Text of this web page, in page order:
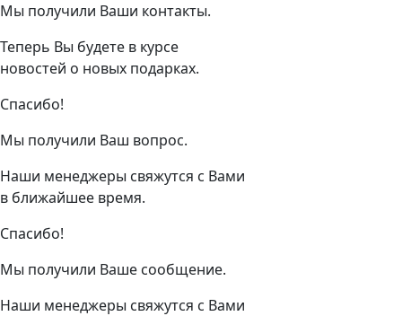
Мы получили Ваши контакты.
Теперь Вы будете в курсе
новостей о новых подарках.
Спасибо!
Мы получили Ваш вопрос.
Наши менеджеры свяжутся с Вами
в ближайшее время.
Спасибо!
Мы получили Ваше сообщение.
Наши менеджеры свяжутся с Вами